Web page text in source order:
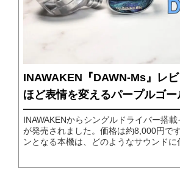
INAWAKEN『DAWN-Ms』レ
ほど表情を変えるパープルゴー
INAWAKENからシングルドライバー搭載
が発売されました。価格は約8,000円で
ンとなる本機は、どのようなサウンドに